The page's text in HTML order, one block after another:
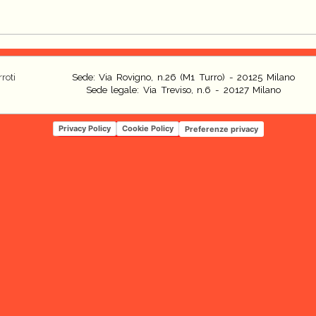
Sede: Via Rovigno, n.26 (M1 Turro) - 20125 Milano
Sede legale: Via Treviso, n.6 - 20127 Milano
Privacy Policy Cookie Policy Preferenze privacy